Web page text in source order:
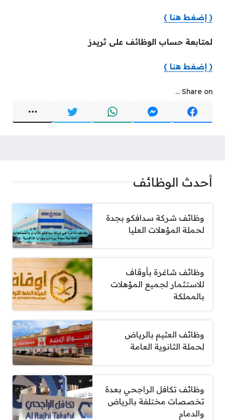
( إضغط هنا )
لمتابعة حساب الوظائف على ثريدز
( إضغط هنا )
Share on ...
أحدث الوظائف
وظائف شركة سدافكو بجدة
لحملة المؤهلات العليا
وظائف شاغرة بأوقاف
للاستثمار لجميع المؤهلات
بالمملكة
وظائف العثيم بالرياض
لحملة الثانوية العامة
وظائف تكافل الراجحي بعدة
تخصصات مختلفة بالرياض
والدمام